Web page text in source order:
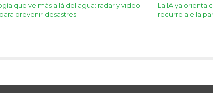
que ve más allá del agua: radar y video
prevenir desastres
La IA ya orienta
recurre a ella